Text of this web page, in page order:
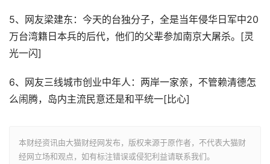
5、网友梁建东：今天的台独分子，全是当年侵华日军中20
万台湾籍日本兵的后代，他们的父辈参加南京大屠杀。[灵
光一闪]
6、网友三线城市创业中年人：两岸一家亲，不管赖清德怎
么闹腾，岛内主流民意还是和平统一[比心]
本财经资讯由大猫财经网发布，版权来源于原作者，不代表大猫财
经网立场和观点，如有标注错误或侵犯利益请联系我们。